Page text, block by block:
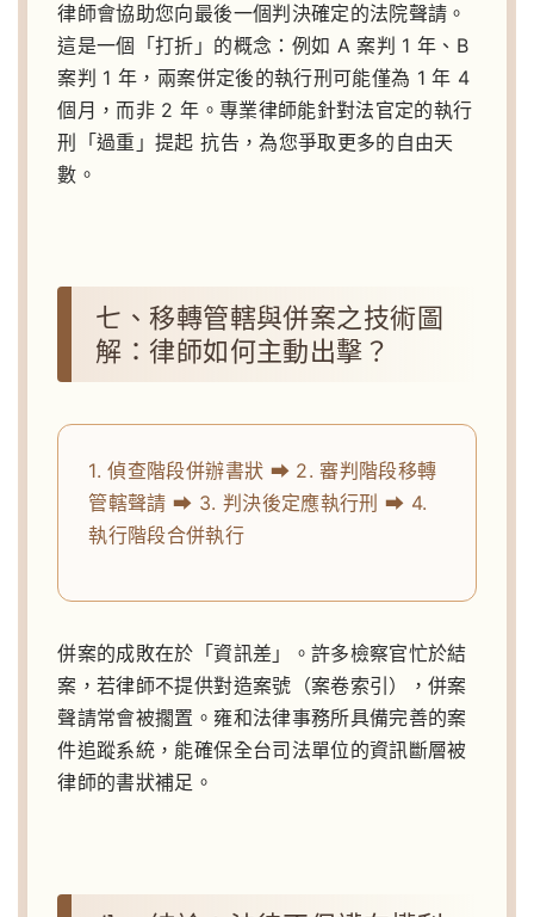
律師會協助您向最後一個判決確定的法院聲請。
這是一個「打折」的概念：例如 A 案判 1 年、B
案判 1 年，兩案併定後的執行刑可能僅為 1 年 4
個月，而非 2 年。專業律師能針對法官定的執行
刑「過重」提起 抗告，為您爭取更多的自由天
數。
七、移轉管轄與併案之技術圖
解：律師如何主動出擊？
1. 偵查階段併辦書狀 ⮕ 2. 審判階段移轉
管轄聲請 ⮕ 3. 判決後定應執行刑 ⮕ 4.
執行階段合併執行
併案的成敗在於「資訊差」。許多檢察官忙於結
案，若律師不提供對造案號（案卷索引），併案
聲請常會被擱置。雍和法律事務所具備完善的案
件追蹤系統，能確保全台司法單位的資訊斷層被
律師的書狀補足。